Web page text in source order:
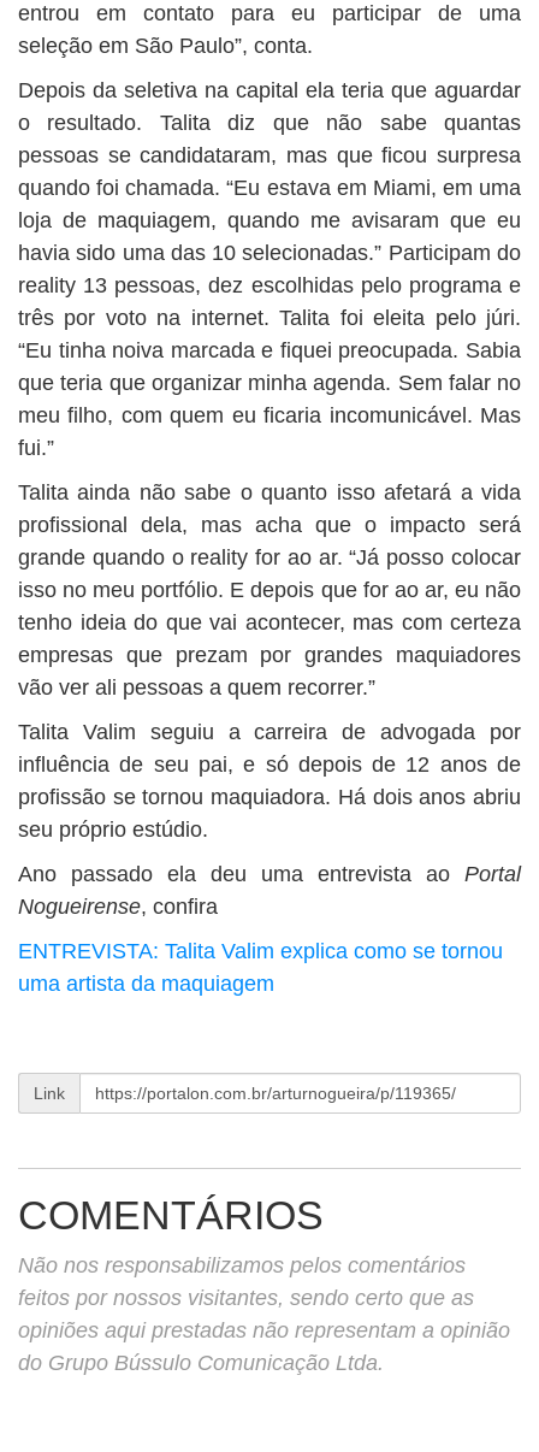
entrou em contato para eu participar de uma
seleção em São Paulo”, conta.
Depois da seletiva na capital ela teria que aguardar
o resultado. Talita diz que não sabe quantas
pessoas se candidataram, mas que ficou surpresa
quando foi chamada. “Eu estava em Miami, em uma
loja de maquiagem, quando me avisaram que eu
havia sido uma das 10 selecionadas.” Participam do
reality 13 pessoas, dez escolhidas pelo programa e
três por voto na internet. Talita foi eleita pelo júri.
“Eu tinha noiva marcada e fiquei preocupada. Sabia
que teria que organizar minha agenda. Sem falar no
meu filho, com quem eu ficaria incomunicável. Mas
fui.”
Talita ainda não sabe o quanto isso afetará a vida
profissional dela, mas acha que o impacto será
grande quando o reality for ao ar. “Já posso colocar
isso no meu portfólio. E depois que for ao ar, eu não
tenho ideia do que vai acontecer, mas com certeza
empresas que prezam por grandes maquiadores
vão ver ali pessoas a quem recorrer.”
Talita Valim seguiu a carreira de advogada por
influência de seu pai, e só depois de 12 anos de
profissão se tornou maquiadora. Há dois anos abriu
seu próprio estúdio.
Ano passado ela deu uma entrevista ao Portal
Nogueirense, confira
ENTREVISTA: Talita Valim explica como se tornou
uma artista da maquiagem
Link
COMENTÁRIOS
Não nos responsabilizamos pelos comentários
feitos por nossos visitantes, sendo certo que as
opiniões aqui prestadas não representam a opinião
do Grupo Bússulo Comunicação Ltda.